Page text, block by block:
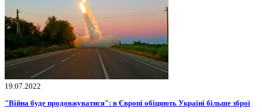
19.07.2022
"Війна буде продовжуватися": в Європі обіцяють Україні більше зброї